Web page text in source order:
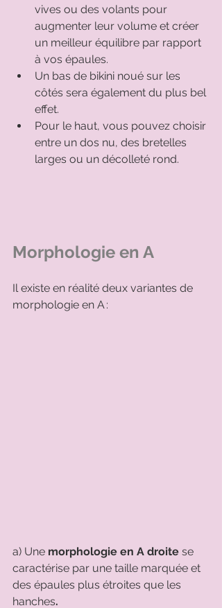
vives ou des volants pour
augmenter leur volume et créer
un meilleur équilibre par rapport
à vos épaules.
Un bas de bikini noué sur les
côtés sera également du plus bel
effet.
Pour le haut, vous pouvez choisir
entre un dos nu, des bretelles
larges ou un décolleté rond.
Morphologie en A
Il existe en réalité deux variantes de
morphologie en A :
a) Une morphologie en A droite se
caractérise par une taille marquée et
des épaules plus étroites que les
hanches.